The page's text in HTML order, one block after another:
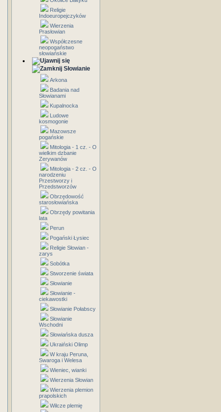
Religie
Indoeuropejczyków
Wierzenia
Prasłowian
Współczesne
neopogaństwo
słowiańskie
Słowianie
Arkona
Badania nad
Słowianami
Kupalnocka
Ludowe
kosmogonie
Mazowsze
pogańskie
Mitologia - 1 cz. - O
wielkim dzbanie
Zerywanów
Mitologia - 2 cz. - O
narodzeniu
Przestworzy i
Przedstworzów
Obrzędowość
starosłowiańska
Obrzędy powitania
lata
Perun
Pogański Łysiec
Religie Słowian -
zarys
Sobótka
Stworzenie świata
Słowianie
Słowianie -
ciekawostki
Słowianie Połabscy
Słowianie
Wschodni
Słowiańska dusza
Ukraiński Olimp
W kraju Peruna,
Swaroga i Welesa
Wieniec, wianki
Wierzenia Słowian
Wierzenia plemion
prapolskich
Wilcze plemię